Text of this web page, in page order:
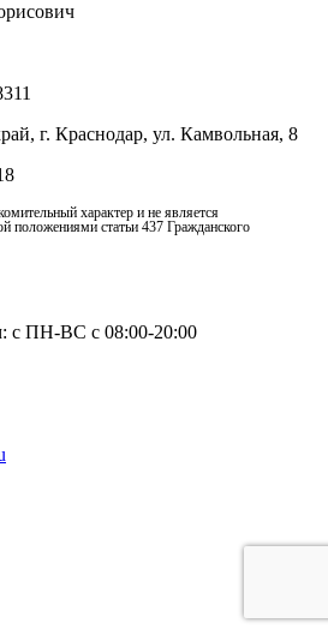
г. Краснодар, ул. Камвольная, 8
характер и не является
положениями статьи 437 Гражданского
с ПН-ВС с 08:00-20:00